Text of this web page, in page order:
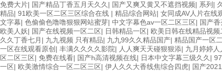
免费大片| 国产精品丁香五月天久久 | 国产又爽又黄又不遮挡视频| 系列 |
精品| 91欧美一区二区三区综合在线 | 精品综合网站| 女同成AV人片在线
文字幕| 色偷偷色噜噜狠狠网站蜜芽| 中文字幕色av一区二区三区| 国产
欧美人妖| 国产在线视频一区二区| 日韩精品一区| 欧美日韩在线精品视频
久久丁香七月 | 九九视频 只有精品| 九九99久久精品国产| 精品国产一区
一区在线观看原创 | 丰满久久久久影院| 人人爽天天碰狠狠添| 九月婷婷
区二区三区| 免费在线看| 国产h高清视频在线| 日本中文字幕三级久久 |
一区| 欧美激情综合一区二区三区| 伊人久久大香线焦综合四虎| 国产